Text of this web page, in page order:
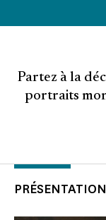
Partez à la
portraits